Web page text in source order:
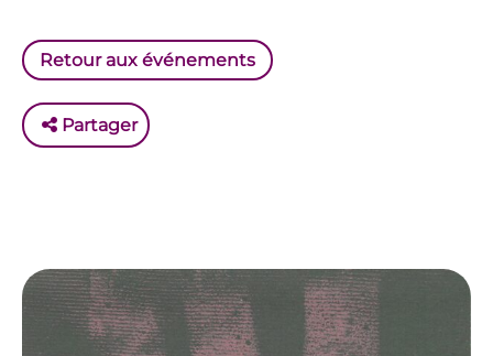
Retour aux événements
Partager